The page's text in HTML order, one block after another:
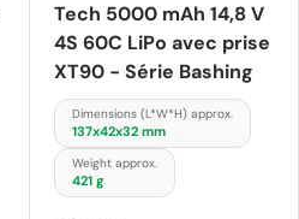
Tech 5000 mAh 14,8 V
4S 60C LiPo avec prise
XT90 - Série Bashing
Dimensions (L*W*H) approx.
137x42x32 mm
Weight approx.
421 g